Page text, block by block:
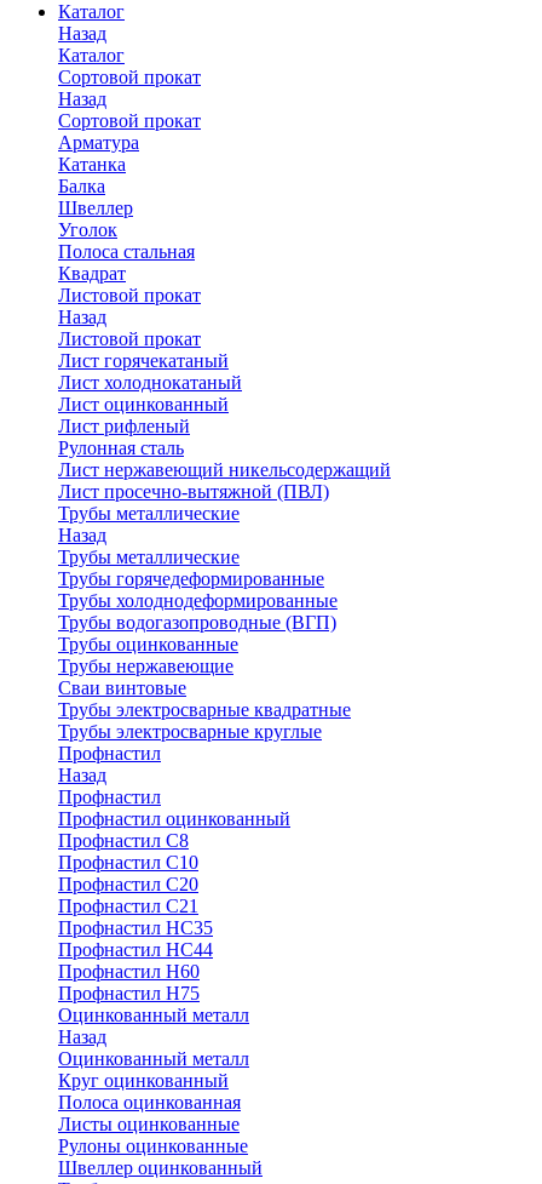
Каталог
Назад
Каталог
Сортовой прокат
Назад
Сортовой прокат
Арматура
Катанка
Балка
Швеллер
Уголок
Полоса стальная
Квадрат
Листовой прокат
Назад
Листовой прокат
Лист горячекатаный
Лист холоднокатаный
Лист оцинкованный
Лист рифленый
Рулонная сталь
Лист нержавеющий никельсодержащий
Лист просечно-вытяжной (ПВЛ)
Трубы металлические
Назад
Трубы металлические
Трубы горячедеформированные
Трубы холоднодеформированные
Трубы водогазопроводные (ВГП)
Трубы оцинкованные
Трубы нержавеющие
Сваи винтовые
Трубы электросварные квадратные
Трубы электросварные круглые
Профнастил
Назад
Профнастил
Профнастил оцинкованный
Профнастил С8
Профнастил С10
Профнастил С20
Профнастил С21
Профнастил НС35
Профнастил НС44
Профнастил Н60
Профнастил Н75
Оцинкованный металл
Назад
Оцинкованный металл
Круг оцинкованный
Полоса оцинкованная
Листы оцинкованные
Рулоны оцинкованные
Швеллер оцинкованный